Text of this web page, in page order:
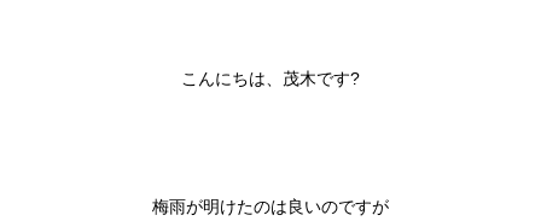
こんにちは、茂木です?
梅雨が明けたのは良いのですが